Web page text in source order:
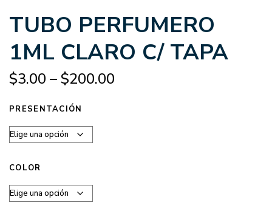
TUBO PERFUMERO
1ML CLARO C/ TAPA
$3.00 –$200.00
PRESENTACIÓN
COLOR